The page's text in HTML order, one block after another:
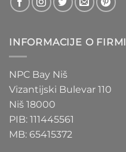
INFORMACIJE O FIRMI
NPC Bay Niš
Vizantijski Bulevar 110
Niš 18000
PIB: 111445561
MB: 65415372